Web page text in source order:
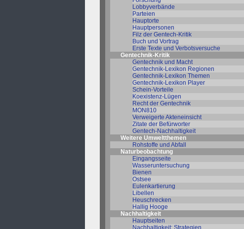
Lobbyverbände
Parteien
Hauptorte
Hauptpersonen
Filz der Gentech-Kritik
Buch und Vortrag
Erste Texte und Verbotsversuche
Gentechnik-Kritik
Gentechnik und Macht
Gentechnik-Lexikon Regionen
Gentechnik-Lexikon Themen
Gentechnik-Lexikon Player
Schein-Vorteile
Koexistenz-Lügen
Recht der Gentechnik
MON810
Verweigerte Akteneinsicht
Zitate der Befürworter
Gentech-Nachhaltigkeit
Weitere Umweltthemen
Rohstoffe und Abfall
Naturbeobachtung
Eingangsseite
Wasseruntersuchung
Bienen
Ostsee
Eulenkartierung
Libellen
Heuschrecken
Hallig Hooge
Nachhaltigkeit
Hauptseiten
Nachhaltigkeit: Strategien